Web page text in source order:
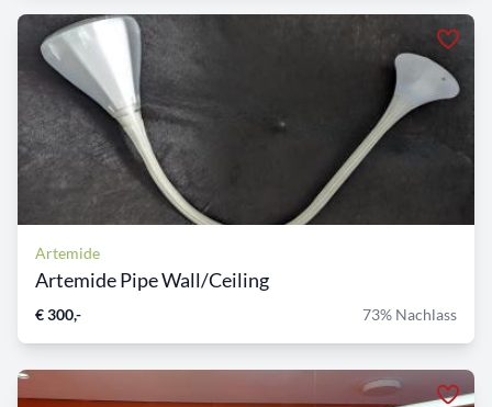
Artemide
Artemide Pipe Wall/Ceiling
€ 300,- 73% Nachlass